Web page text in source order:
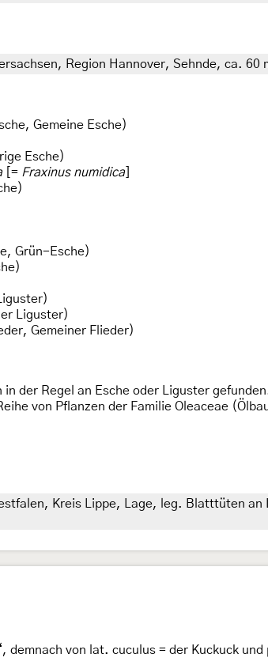
Region Hannover, Sehnde, ca.
Gemeine Esche)
Esche)
[= Fraxinus numidica]
Grün-Esche)
Liguster)
Gemeiner Flieder)
der Regel an Esche oder Liguster
von Pflanzen der Familie Oleaceae
Kreis Lippe, Lage, leg. Blatttüten an
demnach von lat. cuculus = der Kuckuck und